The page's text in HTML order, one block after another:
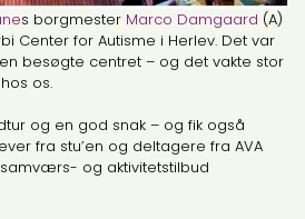
s borgmester Marco Damgaard (A)
Center for Autisme i Herlev. Det var
besøgte centret – og det vakte stor
os.
og en god snak – og fik også
fra stu’en og deltagere fra AVA
samværs- og aktivitetstilbud